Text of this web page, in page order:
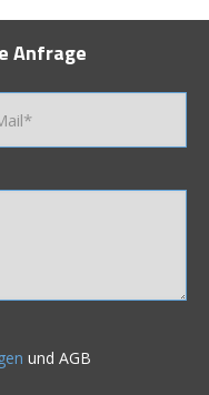
Anfrage
und AGB